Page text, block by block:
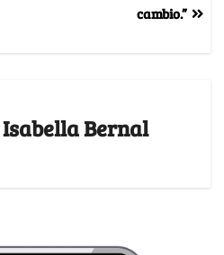
cambio.”
Isabella Bernal